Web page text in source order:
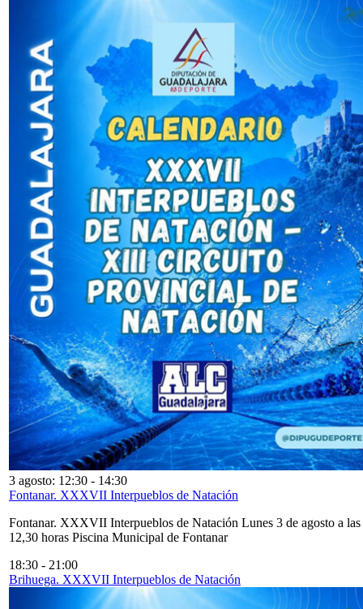
3 agosto: 12:30 - 14:30
Fontanar. XXXVII Interpueblos de Natación
Fontanar. XXXVII Interpueblos de Natación Lunes 3 de agosto a las
12,30 horas Piscina Municipal de Fontanar
18:30 - 21:00
Brihuega. XXXVII Interpueblos de Natación